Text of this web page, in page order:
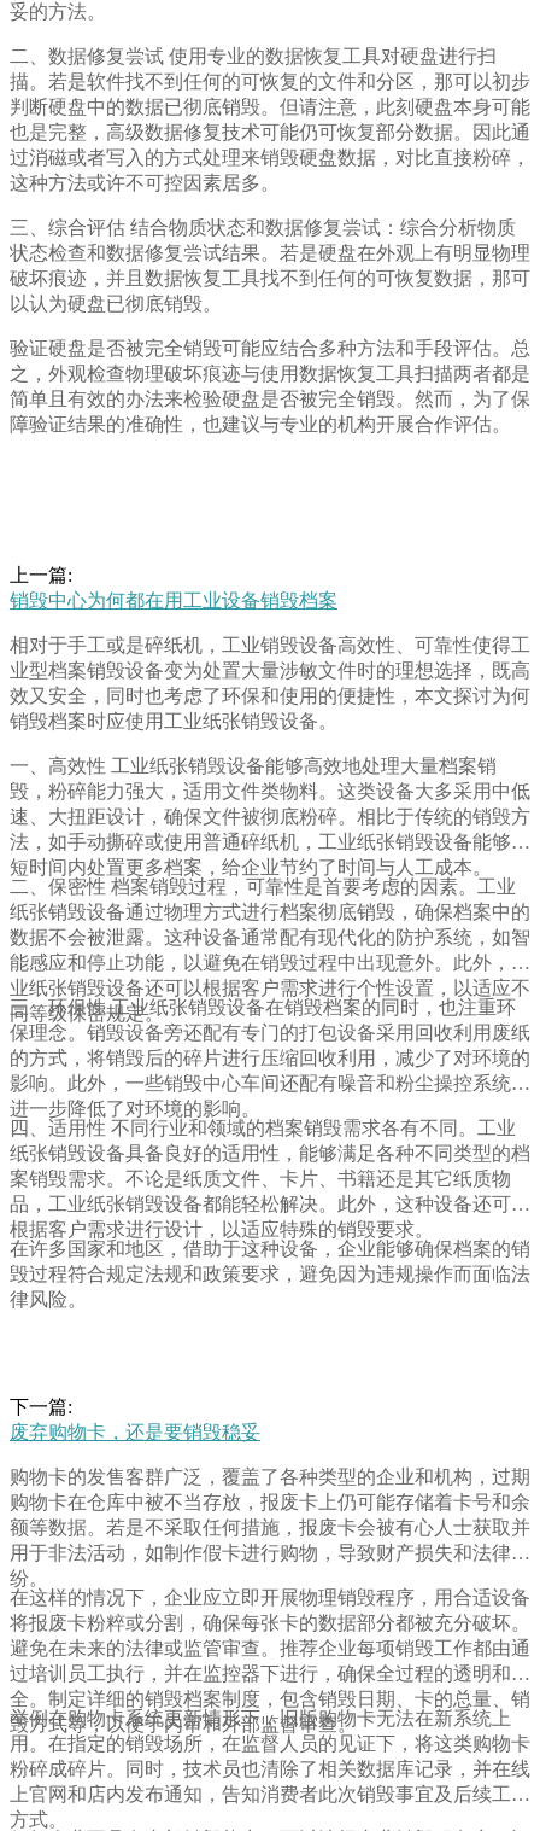
妥的方法。
二、数据修复尝试 使用专业的数据恢复工具对硬盘进行扫
描。若是软件找不到任何的可恢复的文件和分区，那可以初步
判断硬盘中的数据已彻底销毁。但请注意，此刻硬盘本身可能
也是完整，高级数据修复技术可能仍可恢复部分数据。因此通
过消磁或者写入的方式处理来销毁硬盘数据，对比直接粉碎，
这种方法或许不可控因素居多。
三、综合评估 结合物质状态和数据修复尝试：综合分析物质
状态检查和数据修复尝试结果。若是硬盘在外观上有明显物理
破坏痕迹，并且数据恢复工具找不到任何的可恢复数据，那可
以认为硬盘已彻底销毁。
验证硬盘是否被完全销毁可能应结合多种方法和手段评估。总
之，外观检查物理破坏痕迹与使用数据恢复工具扫描两者都是
简单且有效的办法来检验硬盘是否被完全销毁。然而，为了保
障验证结果的准确性，也建议与专业的机构开展合作评估。
上一篇:
销毁中心为何都在用工业设备销毁档案
相对于手工或是碎纸机，工业销毁设备高效性、可靠性使得工
业型档案销毁设备变为处置大量涉敏文件时的理想选择，既高
效又安全，同时也考虑了环保和使用的便捷性，本文探讨为何
销毁档案时应使用工业纸张销毁设备。
一、高效性 工业纸张销毁设备能够高效地处理大量档案销
毁，粉碎能力强大，适用文件类物料。这类设备大多采用中低
速、大扭距设计，确保文件被彻底粉碎。相比于传统的销毁方
法，如手动撕碎或使用普通碎纸机，工业纸张销毁设备能够在
短时间内处置更多档案，给企业节约了时间与人工成本。
二、保密性 档案销毁过程，可靠性是首要考虑的因素。工业
纸张销毁设备通过物理方式进行档案彻底销毁，确保档案中的
数据不会被泄露。这种设备通常配有现代化的防护系统，如智
能感应和停止功能，以避免在销毁过程中出现意外。此外，工
业纸张销毁设备还可以根据客户需求进行个性设置，以适应不
同等级保密规定。
三、环保性 工业纸张销毁设备在销毁档案的同时，也注重环
保理念。销毁设备旁还配有专门的打包设备采用回收利用废纸
的方式，将销毁后的碎片进行压缩回收利用，减少了对环境的
影响。此外，一些销毁中心车间还配有噪音和粉尘操控系统，
进一步降低了对环境的影响。
四、适用性 不同行业和领域的档案销毁需求各有不同。工业
纸张销毁设备具备良好的适用性，能够满足各种不同类型的档
案销毁需求。不论是纸质文件、卡片、书籍还是其它纸质物
品，工业纸张销毁设备都能轻松解决。此外，这种设备还可以
根据客户需求进行设计，以适应特殊的销毁要求。
在许多国家和地区，借助于这种设备，企业能够确保档案的销
毁过程符合规定法规和政策要求，避免因为违规操作而面临法
律风险。
下一篇:
废弃购物卡，还是要销毁稳妥
购物卡的发售客群广泛，覆盖了各种类型的企业和机构，过期
购物卡在仓库中被不当存放，报废卡上仍可能存储着卡号和余
额等数据。若是不采取任何措施，报废卡会被有心人士获取并
用于非法活动，如制作假卡进行购物，导致财产损失和法律纠
纷。
在这样的情况下，企业应立即开展物理销毁程序，用合适设备
将报废卡粉粹或分割，确保每张卡的数据部分都被充分破坏。
避免在未来的法律或监管审查。推荐企业每项销毁工作都由通
过培训员工执行，并在监控器下进行，确保全过程的透明和安
全。制定详细的销毁档案制度，包含销毁日期、卡的总量、销
毁方式等，以便于内审和外部监督审查。
举例在购物卡系统更新情形下，旧版购物卡无法在新系统上
用。在指定的销毁场所，在监督人员的见证下，将这类购物卡
粉碎成碎片。同时，技术员也清除了相关数据库记录，并在线
上官网和店内发布通知，告知消费者此次销毁事宜及后续工作
方式。